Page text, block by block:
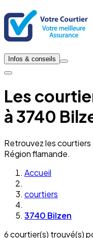
Infos & conseils
Les
à 3740
Retrouvez les
Région flamande.
Accueil
courtiers
3740 Bilzen
6 courtier(s) trouvé(s)